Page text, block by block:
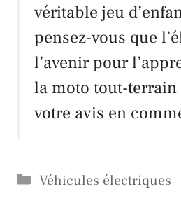
véritable jeu
pensez-vous que
l’avenir pour
la moto tout-terrain
votre avis en
Catégories
Véhicules électriques